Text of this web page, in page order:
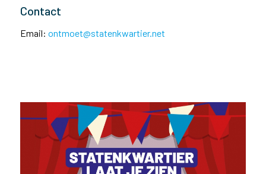
Contact
Email: ontmoet@statenkwartier.net